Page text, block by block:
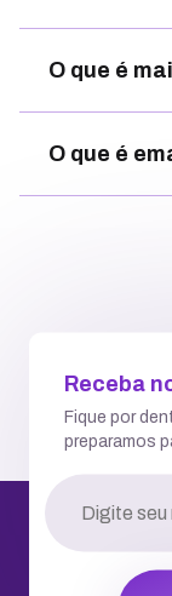
O que é
O que é
Receba
Fique por
preparamos